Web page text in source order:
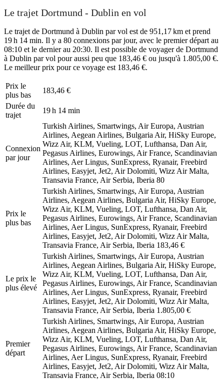
Le trajet Dortmund - Dublin en vol
Le trajet de Dortmund à Dublin par vol est de 951,17 km et prend
19 h 14 min. Il y a 80 connexions par jour, avec le premier départ au
08:10 et le dernier au 20:30. Il est possible de voyager de Dortmund
à Dublin par vol pour aussi peu que 183,46 € ou jusqu'à 1.805,00 €.
Le meilleur prix pour ce voyage est 183,46 €.
Prix ​​le
plus bas
183,46 €
Durée du
trajet
19 h 14 min
Connexion
par jour
Turkish Airlines, Smartwings, Air Europa, Austrian
Airlines, Aegean Airlines, Bulgaria Air, HiSky Europe,
Wizz Air, KLM, Vueling, LOT, Lufthansa, Dan Air,
Pegasus Airlines, Eurowings, Air France, Scandinavian
Airlines, Aer Lingus, SunExpress, Ryanair, Freebird
Airlines, Easyjet, Jet2, Air Dolomiti, Wizz Air Malta,
Transavia France, Air Serbia, Iberia 80
Prix ​​le
plus bas
Turkish Airlines, Smartwings, Air Europa, Austrian
Airlines, Aegean Airlines, Bulgaria Air, HiSky Europe,
Wizz Air, KLM, Vueling, LOT, Lufthansa, Dan Air,
Pegasus Airlines, Eurowings, Air France, Scandinavian
Airlines, Aer Lingus, SunExpress, Ryanair, Freebird
Airlines, Easyjet, Jet2, Air Dolomiti, Wizz Air Malta,
Transavia France, Air Serbia, Iberia 183,46 €
Le prix le
plus élevé
Turkish Airlines, Smartwings, Air Europa, Austrian
Airlines, Aegean Airlines, Bulgaria Air, HiSky Europe,
Wizz Air, KLM, Vueling, LOT, Lufthansa, Dan Air,
Pegasus Airlines, Eurowings, Air France, Scandinavian
Airlines, Aer Lingus, SunExpress, Ryanair, Freebird
Airlines, Easyjet, Jet2, Air Dolomiti, Wizz Air Malta,
Transavia France, Air Serbia, Iberia 1.805,00 €
Premier
départ
Turkish Airlines, Smartwings, Air Europa, Austrian
Airlines, Aegean Airlines, Bulgaria Air, HiSky Europe,
Wizz Air, KLM, Vueling, LOT, Lufthansa, Dan Air,
Pegasus Airlines, Eurowings, Air France, Scandinavian
Airlines, Aer Lingus, SunExpress, Ryanair, Freebird
Airlines, Easyjet, Jet2, Air Dolomiti, Wizz Air Malta,
Transavia France, Air Serbia, Iberia 08:10